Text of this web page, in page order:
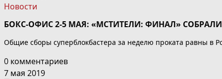
Новости
БОКС-ОФИС 2-5 МАЯ: «МСТИТЕЛИ: ФИНАЛ»
Общие сборы суперблокбастера за неделю проката равны
0 комментариев
7 мая 2019